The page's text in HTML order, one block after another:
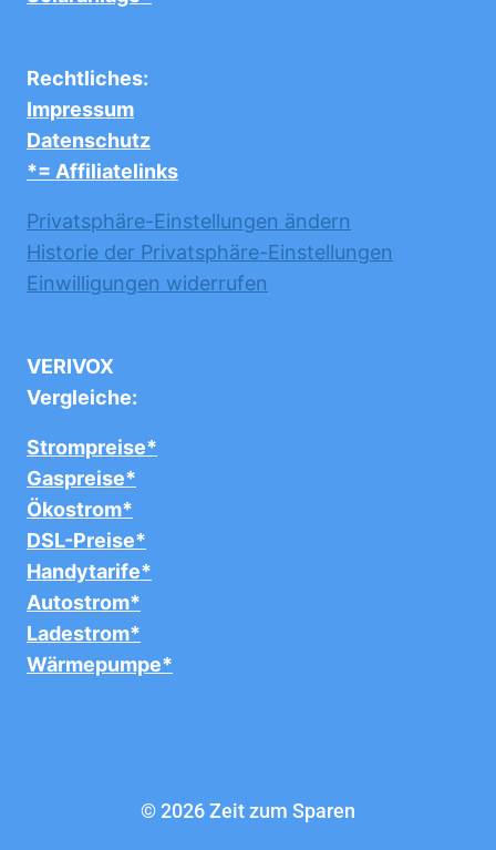
Rechtliches:
Impressum
Datenschutz
*= Affiliatelinks
Privatsphäre-Einstellungen ändern
Historie der Privatsphäre-Einstellungen
Einwilligungen widerrufen
VERIVOX
Vergleiche:
Strompreise*
Gaspreise*
Ökostrom*
DSL-Preise*
Handytarife*
Autostrom*
Ladestrom*
Wärmepumpe*
© 2026 Zeit zum Sparen